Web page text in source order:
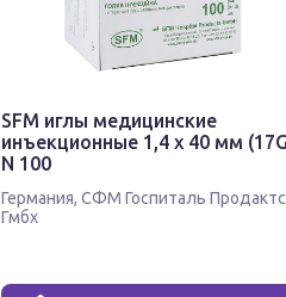
SFM иглы медицинские
инъекционные 1,4 х 40 мм (17G)
N 100
Германия, СФМ Госпиталь Продактс
Гмбх